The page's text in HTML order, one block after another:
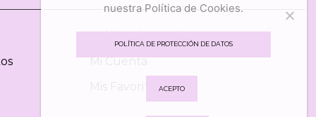
Política de Cookies
Mi Cuenta
Mis Favoritos
nuestra Política de Cookies.
POLÍTICA DE PROTECCIÓN DE DATOS
ACEPTO